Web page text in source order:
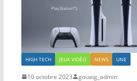
HIGH TECH JEUX VIDÉO NEWS UNE
10 octobre 2023 gouaig_admin